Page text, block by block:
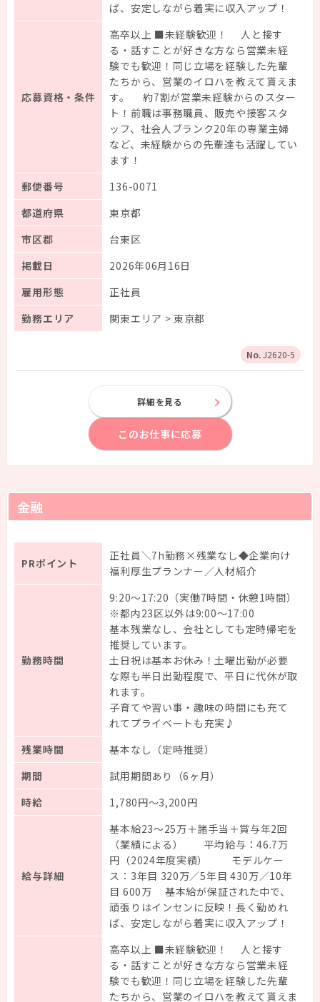
ば、安定しながら着実に収入アップ！
応募資格・条件
高卒以上 ■未経験歓迎！ 人と接す
る・話すことが好きな方なら営業未経
験でも歓迎！同じ立場を経験した先輩
たちから、営業のイロハを教えて貰えま
す。 約7割が営業未経験からのスター
ト！前職は事務職員、販売や接客スタ
ッフ、社会人ブランク20年の専業主婦
など、未経験からの先輩達も活躍してい
ます！
郵便番号
136-0071
都道府県
東京都
市区郡
台東区
掲載日
2026年06月16日
雇用形態
正社員
勤務エリア
関東エリア > 東京都
J2620-5
詳細を見る
このお仕事に応募
金融
PRポイント
正社員＼7h勤務×残業なし◆企業向け
福利厚生プランナー／人材紹介
勤務時間
9:20～17:20（実働7時間・休憩1時間）
※都内23区以外は9:00～17:00
基本残業なし、会社としても定時帰宅を
推奨しています。
土日祝は基本お休み！土曜出勤が必要
な際も半日出勤程度で、平日に代休が取
れます。
子育てや習い事・趣味の時間にも充て
れてプライベートも充実♪
残業時間
基本なし（定時推奨）
期間
試用期間あり（6ヶ月）
時給
1,780円～3,200円
給与詳細
基本給23～25万＋諸手当＋賞与年2回
（業績による） 平均給与：46.7万
円（2024年度実績） モデルケー
ス：3年目 320万／5年目 430万／10年
目 600万 基本給が保証された中で、
頑張りはインセンに反映！長く勤めれ
ば、安定しながら着実に収入アップ！
高卒以上 ■未経験歓迎！ 人と接す
る・話すことが好きな方なら営業未経
験でも歓迎！同じ立場を経験した先輩
たちから、営業のイロハを教えて貰えま